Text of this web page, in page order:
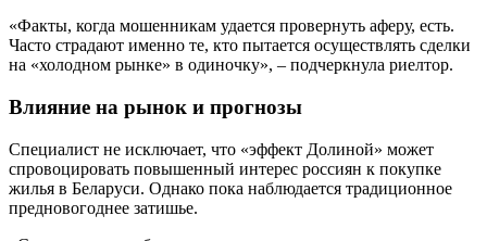
«Факты, когда мошенникам удается провернуть аферу, есть.
Часто страдают именно те, кто пытается осуществлять сделки
на «холодном рынке» в одиночку», – подчеркнула риелтор.
Влияние на рынок и прогнозы
Специалист не исключает, что «эффект Долиной» может
спровоцировать повышенный интерес россиян к покупке
жилья в Беларуси. Однако пока наблюдается традиционное
предновогоднее затишье.